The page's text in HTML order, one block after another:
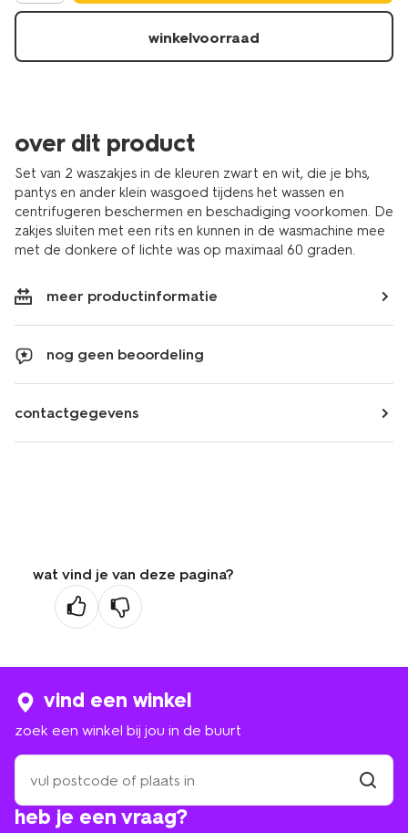
4052200.html
winkelvoorraad
over dit product
Set van 2 waszakjes in de kleuren zwart en wit, die je bhs,
pantys en ander klein wasgoed tijdens het wassen en
centrifugeren beschermen en beschadiging voorkomen. De
zakjes sluiten met een rits en kunnen in de wasmachine mee
met de donkere of lichte was op maximaal 60 graden.
meer productinformatie
nog geen beoordeling
contactgegevens
wat vind je van deze pagina?
heb je een vraag?
vind een winkel
zoek een winkel bij jou in de buurt
zoek
een
winkel
bij